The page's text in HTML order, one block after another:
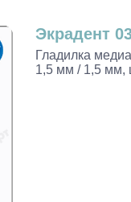
Экрадент
Гладилка
1,5 мм / 1,5 мм,